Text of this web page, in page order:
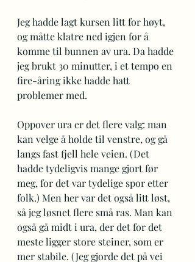
Jeg hadde lagt kursen litt for høyt,
og måtte klatre ned igjen for å
komme til bunnen av ura. Da hadde
jeg brukt 30 minutter, i et tempo en
fire-åring ikke hadde hatt
problemer med.
Oppover ura er det flere valg: man
kan velge å holde til venstre, og gå
langs fast fjell hele veien. (Det
hadde tydeligvis mange gjort før
meg, for det var tydelige spor etter
folk.) Men her var det også litt løst,
så jeg løsnet flere små ras. Man kan
også gå midt i ura, der det for det
meste ligger store steiner, som er
mer stabile. (Jeg gjorde det på vei